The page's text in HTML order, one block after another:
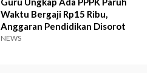
Waktu Bergaji Rp15 Ribu,
Anggaran Pendidikan Disorot
NEWS